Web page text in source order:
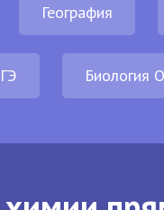
География
Биология